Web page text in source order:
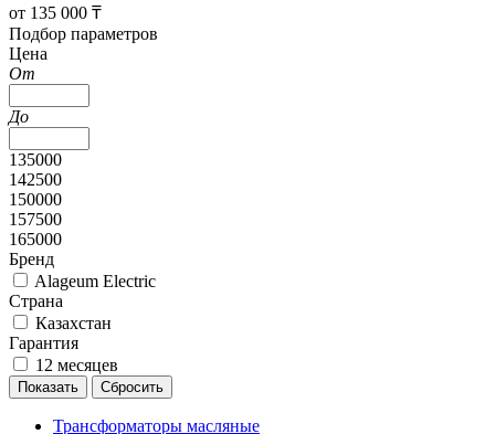
от 135 000 ₸
Подбор параметров
Цена
От
До
135000
142500
150000
157500
165000
Бренд
Alageum Electric
Страна
Казахстан
Гарантия
12 месяцев
Трансформаторы масляные